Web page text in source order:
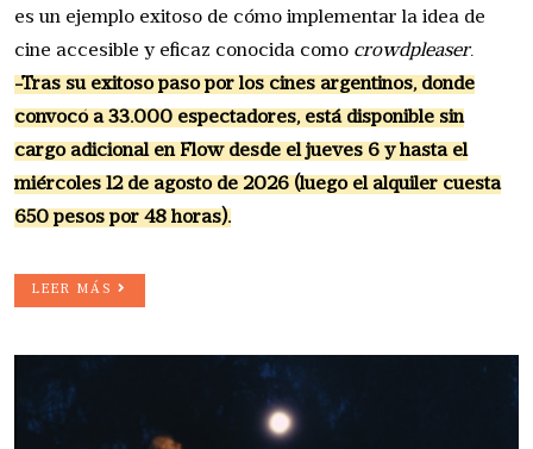
es un ejemplo exitoso de cómo implementar la idea de
cine accesible y eficaz conocida como crowdpleaser.
-Tras su exitoso paso por los cines argentinos, donde
convocó a 33.000 espectadores, está disponible sin
cargo adicional en Flow desde el jueves 6 y hasta el
miércoles 12 de agosto de 2026 (luego el alquiler cuesta
650 pesos por 48 horas).
LEER MÁS